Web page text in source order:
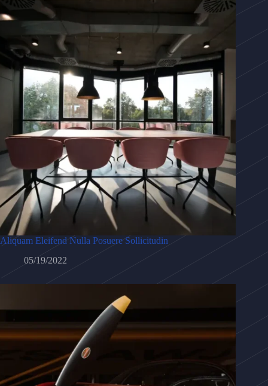
Aliquam Eleifend Nulla Posuere Sollicitudin
05/19/2022